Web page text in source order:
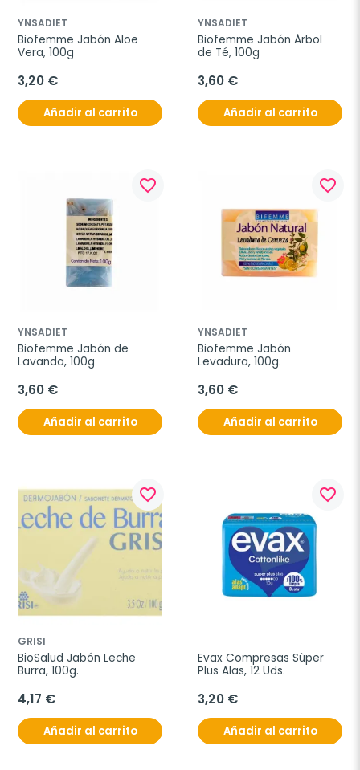
YNSADIET
Biofemme Jabón Aloe
Vera, 100g
3,20 €
Añadir al carrito
YNSADIET
Biofemme Jabón Árbol
de Té, 100g
3,60 €
Añadir al carrito
favorite_border
YNSADIET
Biofemme Jabón de
Lavanda, 100g
3,60 €
Añadir al carrito
favorite_border
YNSADIET
Biofemme Jabón
Levadura, 100g.
3,60 €
Añadir al carrito
favorite_border
GRISI
BioSalud Jabón Leche
Burra, 100g.
4,17 €
Añadir al carrito
favorite_border
Evax Compresas Sùper
Plus Alas, 12 Uds.
3,20 €
Añadir al carrito